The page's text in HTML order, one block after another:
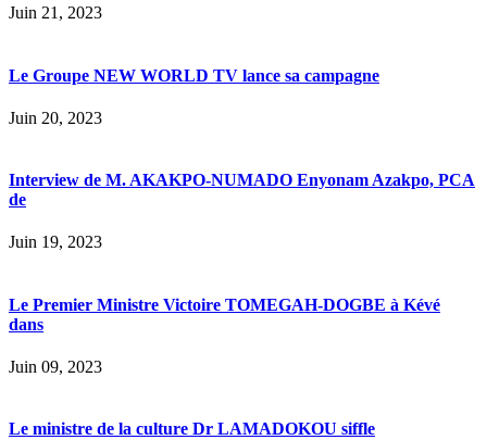
Juin 21, 2023
Le Groupe NEW WORLD TV lance sa campagne
Juin 20, 2023
Interview de M. AKAKPO-NUMADO Enyonam Azakpo, PCA
de
Juin 19, 2023
Le Premier Ministre Victoire TOMEGAH-DOGBE à Kévé
dans
Juin 09, 2023
Le ministre de la culture Dr LAMADOKOU siffle